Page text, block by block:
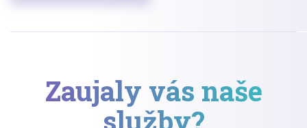
Zaujaly vás naše